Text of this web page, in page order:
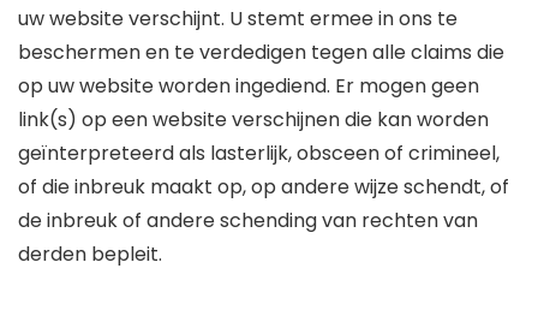
uw website verschijnt. U stemt ermee in ons te
beschermen en te verdedigen tegen alle claims die
op uw website worden ingediend. Er mogen geen
link(s) op een website verschijnen die kan worden
geïnterpreteerd als lasterlijk, obsceen of crimineel,
of die inbreuk maakt op, op andere wijze schendt, of
de inbreuk of andere schending van rechten van
derden bepleit.